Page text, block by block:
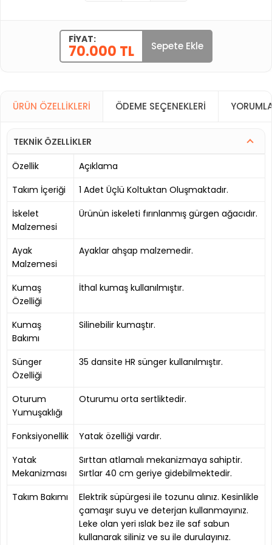
FIYAT:
70.000 TL Sepete Ekle
ÜRÜN ÖZELLIKLERI ÖDEME SEÇENEKLERI
TEKNİK ÖZELLİKLER
Özellik
Açıklama
Takım İçeriği
1 Adet Üçlü Koltuktan Oluşmaktadır.
İskelet
Malzemesi
Ürünün iskeleti fırınlanmış gürgen ağacıdır.
Ayak
Malzemesi
Ayaklar ahşap malzemedir.
Kumaş
Özelliği
İthal kumaş kullanılmıştır.
Kumaş
Bakımı
Silinebilir kumaştır.
Sünger
Özelliği
35 dansite HR sünger kullanılmıştır.
Oturum
Yumuşaklığı
Oturumu orta sertliktedir.
Fonksiyonellik
Yatak özelliği vardır.
Yatak
Mekanizması
Sırttan atlamalı mekanizmaya sahiptir.
Sırtlar 40 cm geriye gidebilmektedir.
Takım Bakımı
Elektrik süpürgesi ile tozunu alınız. Kesinlikle
çamaşır suyu ve deterjan kullanmayınız.
Leke olan yeri ıslak bez ile saf sabun
kullanarak siliniz ve su ile durulayınız.